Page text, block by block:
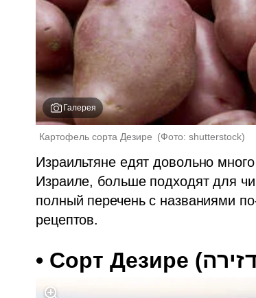
Галерея
Картофель сорта Дезире (Фото: shutterstock)
Израильтяне едят довольно
Израиле, больше подходят для
полный перечень с названиями
рецептов.
• Сорт Дезире